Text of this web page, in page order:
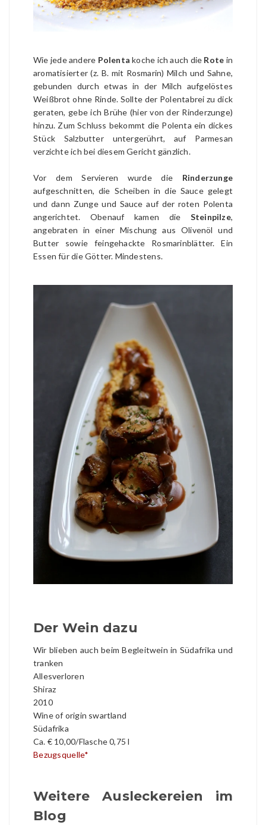
Wie jede andere Polenta koche ich auch die Rote in
aromatisierter (z. B. mit Rosmarin) Milch und Sahne,
gebunden durch etwas in der Milch aufgelöstes
Weißbrot ohne Rinde. Sollte der Polentabrei zu dick
geraten, gebe ich Brühe (hier von der Rinderzunge)
hinzu. Zum Schluss bekommt die Polenta ein dickes
Stück Salzbutter untergerührt, auf Parmesan
verzichte ich bei diesem Gericht gänzlich.
Vor dem Servieren wurde die Rinderzunge
aufgeschnitten, die Scheiben in die Sauce gelegt
und dann Zunge und Sauce auf der roten Polenta
angerichtet. Obenauf kamen die Steinpilze,
angebraten in einer Mischung aus Olivenöl und
Butter sowie feingehackte Rosmarinblätter. Ein
Essen für die Götter. Mindestens.
Der Wein dazu
Wir blieben auch beim Begleitwein in Südafrika und
tranken
Allesverloren
Shiraz
2010
Wine of origin swartland
Südafrika
Ca. € 10,00/Flasche 0,75 l
Bezugsquelle*
Weitere Ausleckereien im
Blog